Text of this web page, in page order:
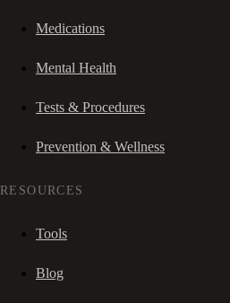
Medications
Mental Health
Tests & Procedures
Prevention & Wellness
RESOURCES
Tools
Blog